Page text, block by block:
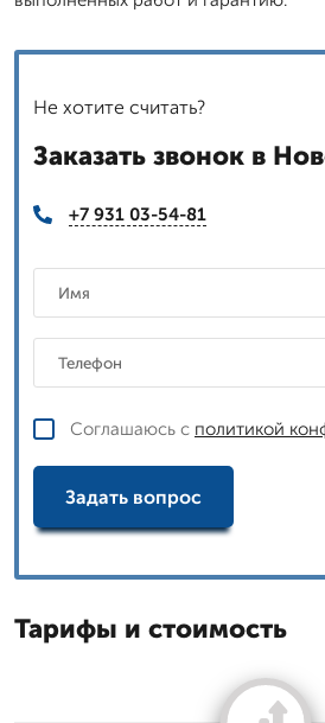
Не хотите считать?
Заказать звонок в
+7 931 03-54-81
Соглашаюсь с политикой
Задать вопрос
Тарифы и стоимость